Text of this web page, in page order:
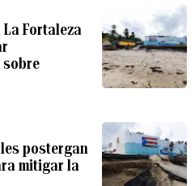
Fortaleza
sobre
postergan
mitigar la